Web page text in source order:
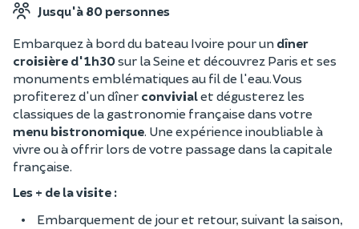
Jusqu'à 80 personnes
Embarquez à bord du bateau Ivoire pour un dîner
croisière d'1h30sur la Seine et découvrez Paris et ses
monuments emblématiques au fil de l'eau. Vous
profiterez d'un dîner convivialet dégusterez les
classiques de la gastronomie française dans votre
menu bistronomique. Une expérience inoubliable à
vivre ou à offrir lors de votre passage dans la capitale
française.
Les + de la visite :
Embarquement de jour et retour, suivant la saison,